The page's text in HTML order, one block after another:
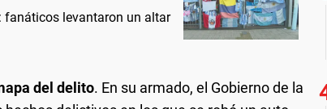
fanáticos levantaron un altar
del delito. En su armado, el Gobierno de la